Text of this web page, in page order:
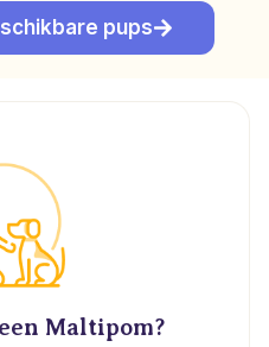
pups
Maltipom?